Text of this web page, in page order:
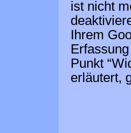
ist nicht
Ihrem
Punkt
erläutert,